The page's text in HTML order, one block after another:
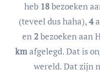
heb 18bezoeken
(teveel dus haha),4
en2bezoeken aan
kmafgelegd. Dat is
wereld. Dat zijn